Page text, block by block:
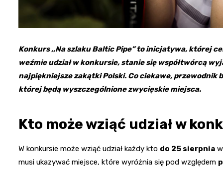
Konkurs ,,Na szlaku Baltic Pipe” to inicjatywa, której
weźmie udział w konkursie, stanie się współtwórcą
najpiękniejsze zakątki Polski. Co ciekawe,
której będą wyszczególnione zwycięskie miejsca.
Kto może wziąć udział w
W konkursie może wziąć udział każdy kto do 25 sierpnia
musi ukazywać miejsce, które wyróżnia się pod względem